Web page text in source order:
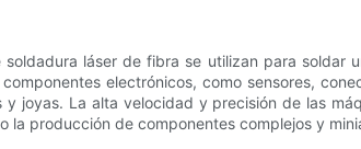
láser de fibra se utilizan para soldar
electrónicos, como sensores,
joyas. La alta velocidad y precisión de las
producción de componentes complejos y